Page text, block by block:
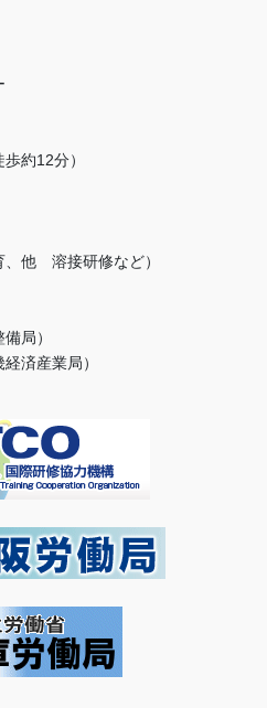
約12分）
、他 溶接研修など）
備局）
済産業局）